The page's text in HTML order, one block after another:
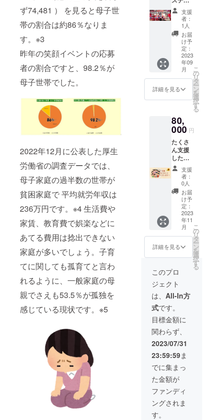
ず74,481 ） を見ると母子世
帯の割合は約86％なりま
す。※3
昨年の笑顔イベントの応募
者の割合ですと、98.2％が
母子世帯でした。
2022年12月に公表した厚生
労働省の調査データでは、
母子家庭の過半数の世帯が
貧困家庭で 平均就労年収は
236万円です。※4 生活費や
家賃、教育費で娯楽などに
あてる費用は捻出できない
家庭が多いでしょう。子育
てに関しても孤育てと言わ
れるように、一般家庭の母
親でさえも53.5％が孤独を
感じている現状です。※5
対象で
す（イ
ベント
入場口
にて身
分証等
確認の
場合が
ござい
ます）
2023年
８月26
18時〜
場所：
浅草花
やしき
載出来
ませ
ん。 ■
お礼の
メール
■参加者
様の感
想レ
ポート
PDFを
メール
にて添
の感謝
のメッ
カード
備考欄
に掲載
を希望
される
お名前
をご記
入下さ
い。 ロ
ゴは
メール
にてお
リンク
不可。
※反社・
風俗関
係は掲
載出来
ませ
ん。 ■
お礼の
メール
■参加者
様の感
想レ
ポート
PDFを
メール
にて添
■手書き
のメッ
セージ
カード
ジ利用
30分間
ステー
ジを好
きに利
用でき
ます。
子供達
を誘っ
て歌を
歌った
り、
ゲーム
り、手
作り
ワーク
をした
り 一緒
に思い
出に残
る時間
を共有
できま
す。 企
業様で
あれば
商品を
お配り
頂いた
りとご
い。 ※
参加人
数1名ま
で、そ
れ以上
の参加
は別途
お1人様
6500円
の入場
料がか
かりま
す。 ※
少人数
であれ
ばス
タッフ
がサ
支援
者：
1人
お届
け予
定：
2023
年09
月
詳細を見る
こ
の
リ
タ
ー
ン
を
選
択
す
る
80,
000 円
たくさ
ん支援
した
い！ ■
ランチ
で支援
＋共催
で支援
（交通
費や宿
泊費は
実費に
なりま
す。共
催は集
客・告
知のみ
ご負担
致しま
す） ラ
ンチを
しなが
ら色々
お話を
しませ
んか？
ご興味
があれ
ば一緒
に子供
達が喜
ぶイベ
ントを
考えま
支援
者：
0人
お届
け予
定：
2023
年11
月
詳細を見る
こ
の
リ
タ
ー
ン
を
選
択
す
る
このプロ
ジェクト
は、 All-In方
式です。
目標金額に
関わらず、
2023/07/31
23:59:59ま
でに集まっ
た金額が
ファンディ
ングされま
す。